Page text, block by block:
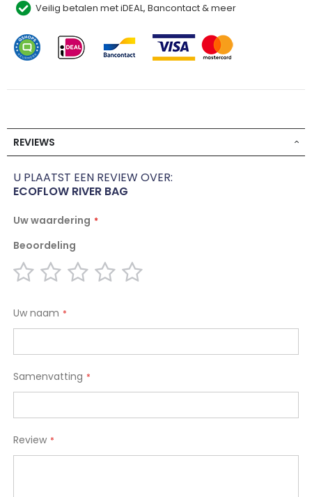
Veilig betalen met iDEAL, Bancontact & meer
REVIEWS
U PLAATST EEN REVIEW OVER:
ECOFLOW RIVER BAG
Uw waardering
Beoordeling
star
stars
stars
stars
stars
Uw naam
Samenvatting
Review